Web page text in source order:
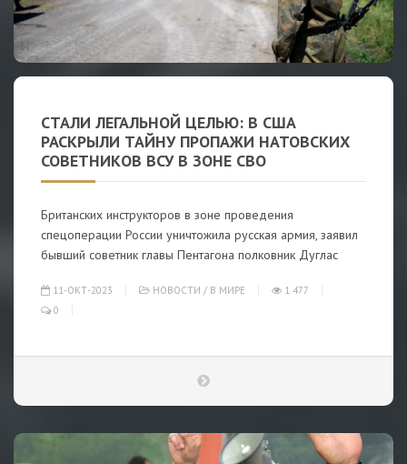
СТАЛИ ЛЕГАЛЬНОЙ ЦЕЛЬЮ: В США
РАСКРЫЛИ ТАЙНУ ПРОПАЖИ НАТОВСКИХ
СОВЕТНИКОВ ВСУ В ЗОНЕ СВО
Британских инструкторов в зоне проведения
спецоперации России уничтожила русская армия, заявил
бывший советник главы Пентагона полковник Дуглас
11-ОКТ-2023 НОВОСТИ / В МИРЕ
1 477
0